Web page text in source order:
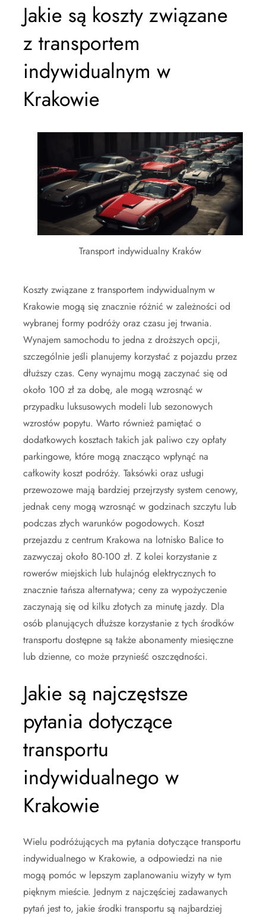
Jakie są koszty związane
z transportem
indywidualnym w
Krakowie
Transport indywidualny Kraków
Koszty związane z transportem indywidualnym w
Krakowie mogą się znacznie różnić w zależności od
wybranej formy podróży oraz czasu jej trwania.
Wynajem samochodu to jedna z droższych opcji,
szczególnie jeśli planujemy korzystać z pojazdu przez
dłuższy czas. Ceny wynajmu mogą zaczynać się od
około 100 zł za dobę, ale mogą wzrosnąć w
przypadku luksusowych modeli lub sezonowych
wzrostów popytu. Warto również pamiętać o
dodatkowych kosztach takich jak paliwo czy opłaty
parkingowe, które mogą znacząco wpłynąć na
całkowity koszt podróży. Taksówki oraz usługi
przewozowe mają bardziej przejrzysty system cenowy,
jednak ceny mogą wzrosnąć w godzinach szczytu lub
podczas złych warunków pogodowych. Koszt
przejazdu z centrum Krakowa na lotnisko Balice to
zazwyczaj około 80-100 zł. Z kolei korzystanie z
rowerów miejskich lub hulajnóg elektrycznych to
znacznie tańsza alternatywa; ceny za wypożyczenie
zaczynają się od kilku złotych za minutę jazdy. Dla
osób planujących dłuższe korzystanie z tych środków
transportu dostępne są także abonamenty miesięczne
lub dzienne, co może przynieść oszczędności.
Jakie są najczęstsze
pytania dotyczące
transportu
indywidualnego w
Krakowie
Wielu podróżujących ma pytania dotyczące transportu
indywidualnego w Krakowie, a odpowiedzi na nie
mogą pomóc w lepszym zaplanowaniu wizyty w tym
pięknym mieście. Jednym z najczęściej zadawanych
pytań jest to, jakie środki transportu są najbardziej